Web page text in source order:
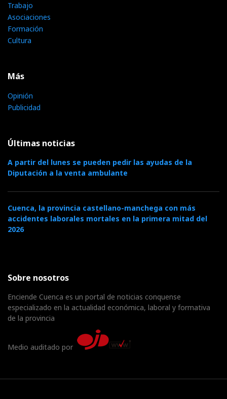
Trabajo
Asociaciones
Formación
Cultura
Más
Opinión
Publicidad
Últimas noticias
A partir del lunes se pueden pedir las ayudas de la
Diputación a la venta ambulante
Cuenca, la provincia castellano-manchega con más
accidentes laborales mortales en la primera mitad del
2026
Sobre nosotros
Enciende Cuenca es un portal de noticias conquense
especializado en la actualidad económica, laboral y formativa
de la provincia
Medio auditado por